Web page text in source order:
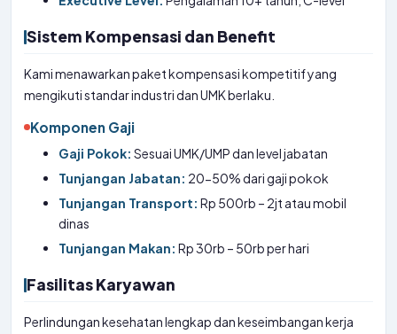
Sistem Kompensasi dan Benefit
Kami menawarkan paket kompensasi kompetitif yang
mengikuti standar industri dan UMK berlaku.
Komponen Gaji
Gaji Pokok: Sesuai UMK/UMP dan level jabatan
Tunjangan Jabatan: 20-50% dari gaji pokok
Tunjangan Transport: Rp 500rb – 2jt atau mobil
dinas
Tunjangan Makan: Rp 30rb – 50rb per hari
Fasilitas Karyawan
Perlindungan kesehatan lengkap dan keseimbangan kerja